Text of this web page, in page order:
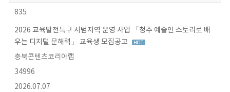
835
2026 교육발전특구 시범지역 운영 사업 「청주 예술인 스토리로 배
우는 디지털 문해력」 교육생 모집공고
충북콘텐츠코리아랩
34996
2026.07.07